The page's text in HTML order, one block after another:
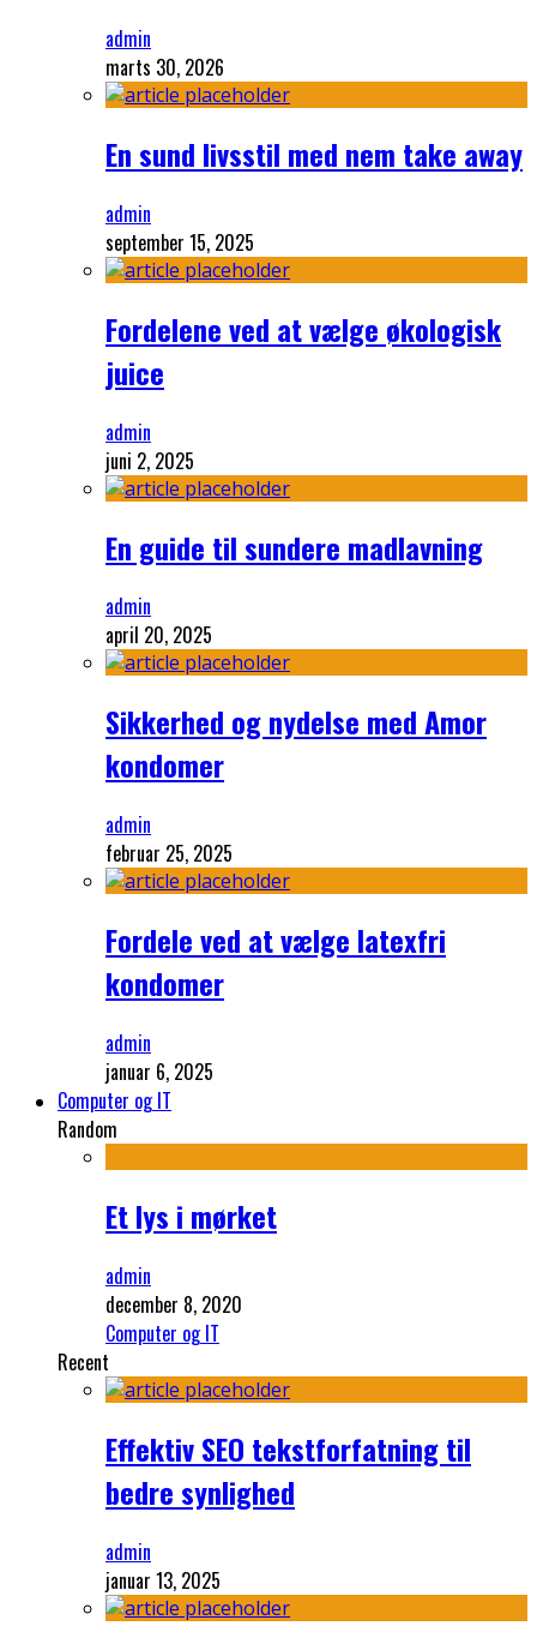
admin
marts 30, 2026
En sund livsstil med nem take away
admin
september 15, 2025
Fordelene ved at vælge økologisk
juice
admin
juni 2, 2025
En guide til sundere madlavning
admin
april 20, 2025
Sikkerhed og nydelse med Amor
kondomer
admin
februar 25, 2025
Fordele ved at vælge latexfri
kondomer
admin
januar 6, 2025
Computer og IT
Random
Et lys i mørket
admin
december 8, 2020
Computer og IT
Recent
Effektiv SEO tekstforfatning til
bedre synlighed
admin
januar 13, 2025